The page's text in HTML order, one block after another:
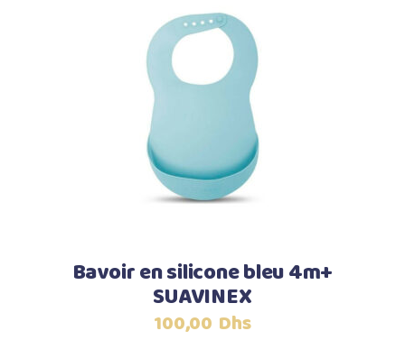
Ajouter au panier
Bavoir en silicone bleu 4m+
SUAVINEX
100,00 Dhs